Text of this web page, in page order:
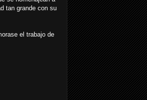
tan grande con su
el trabajo de